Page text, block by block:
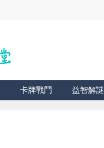
卡牌戰鬥 益智解謎